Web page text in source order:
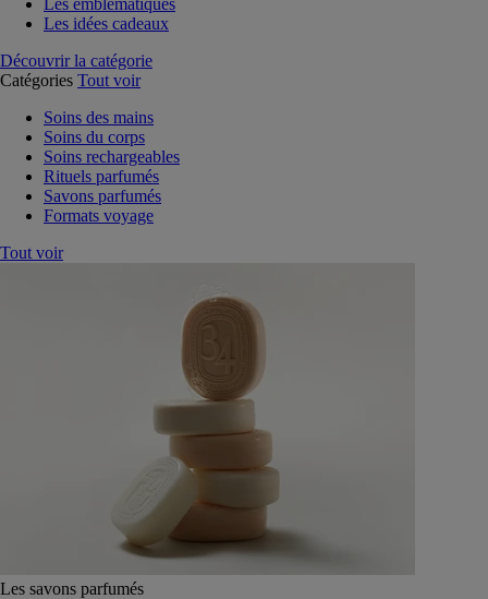
Les emblématiques
Les idées cadeaux
Découvrir la catégorie
Catégories Tout voir
Soins des mains
Soins du corps
Soins rechargeables
Rituels parfumés
Savons parfumés
Formats voyage
Tout voir
Les savons parfumés